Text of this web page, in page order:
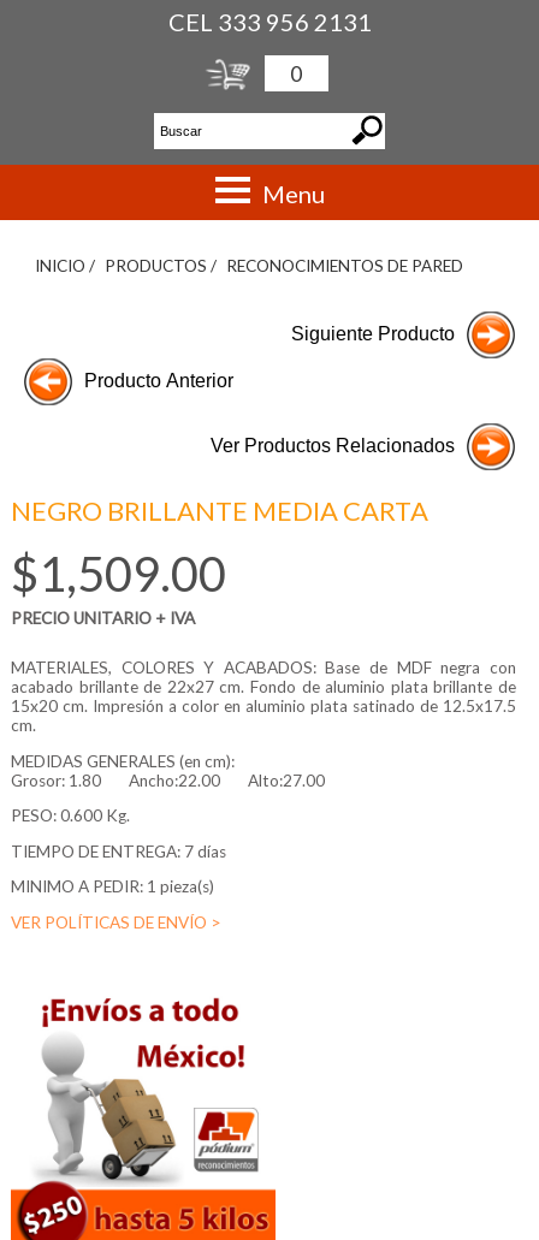
CEL 333 956 2131
0
Menu
INICIO / PRODUCTOS / RECONOCIMIENTOS DE PARED
NEGRO BRILLANTE MEDIA CARTA
$1,509.00
PRECIO UNITARIO + IVA
MATERIALES, COLORES Y ACABADOS: Base de MDF negra con
acabado brillante de 22x27 cm. Fondo de aluminio plata brillante de
15x20 cm. Impresión a color en aluminio plata satinado de 12.5x17.5
cm.
MEDIDAS GENERALES (en cm):
Grosor: 1.80 Ancho:22.00
Alto:27.00
PESO: 0.600 Kg.
TIEMPO DE ENTREGA: 7 días
MINIMO A PEDIR: 1 pieza(s)
VER POLÍTICAS DE ENVÍO >